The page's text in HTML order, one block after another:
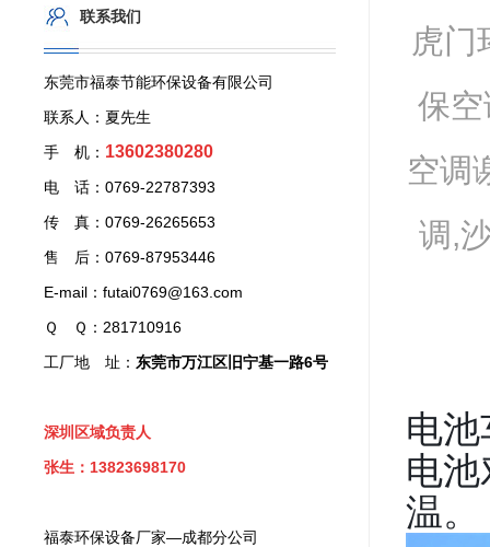
虎门
保
空调
调,
电
电
温。
联系我们
东莞市福泰节能环保设备有限公司
联系人：夏先生
手 机： 13602380280
电 话：0769-22787393
传 真：0769-26265653
售 后：0769-87953446
E-mail：futai0769@163.com
Ｑ Ｑ：281710916
工厂地 址： 东莞市万江区旧宁基一路6号
深圳区域负责人
张生：13823698170
福泰环保设备厂家—成都分公司